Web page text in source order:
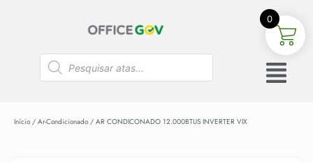
Início / Ar-Condicionado / AR CONDICONADO 12.000BTUS INVERTER VIX
0